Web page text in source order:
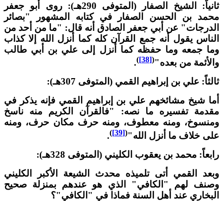
ثانياً: الشيخ الصفار (المتوفى 290هـ): روى أبو جعفر
بن الحسن الصفار في كتابه المشهور "بصائر
عن أبي جعفر الصادق أنه قال: "ما من أحد من
يقول أنه جمع القرآن كله كما أنزل الله إلا كذاب
جمعه وما حفظه كما أنزل إلى علي بن أبي طالب
من بعده"(
[38]
)
.
علي بن إبراهيم القمي (المتوفى 307هـ):
شيخ مشائخهم علي بن إبراهيم القمي فإنه يذكر في
تفسيره ما نصه: "فالقرآن الكريم منه ناسخ
ومنه معطوف، ومنه حرف مكان حرف، ومنه
خلاف ما أنزل الله"(
[39]
)
.
محمد بن يعقوب الكليني (المتوفى 328هـ):
القمي أتى تلميذه محدث الشيعة الأكبر الكليني
لهم "الكافي" الذي هو عندهم بمنزلة صحيح
عند أهل السنة فماذا في "الكافي"؟